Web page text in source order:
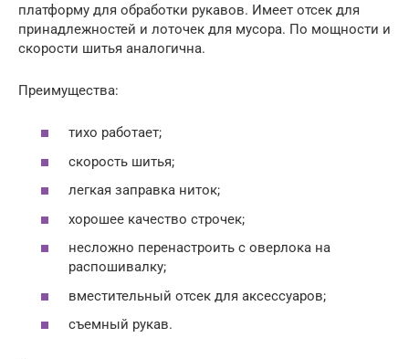
платформу для обработки рукавов. Имеет отсек для
принадлежностей и лоточек для мусора. По мощности и
скорости шитья аналогична.
Преимущества:
тихо работает;
скорость шитья;
легкая заправка ниток;
хорошее качество строчек;
несложно перенастроить с оверлока на
распошивалку;
вместительный отсек для аксессуаров;
съемный рукав.